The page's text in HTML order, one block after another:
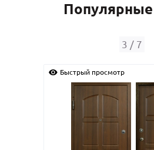
3 / 7
Быстрый просмотр